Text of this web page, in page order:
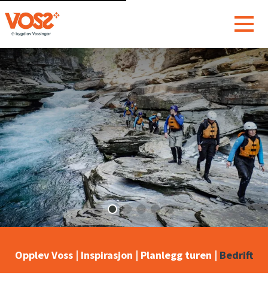
Opplev Voss | Inspirasjon | Planlegg turen | Bedrift